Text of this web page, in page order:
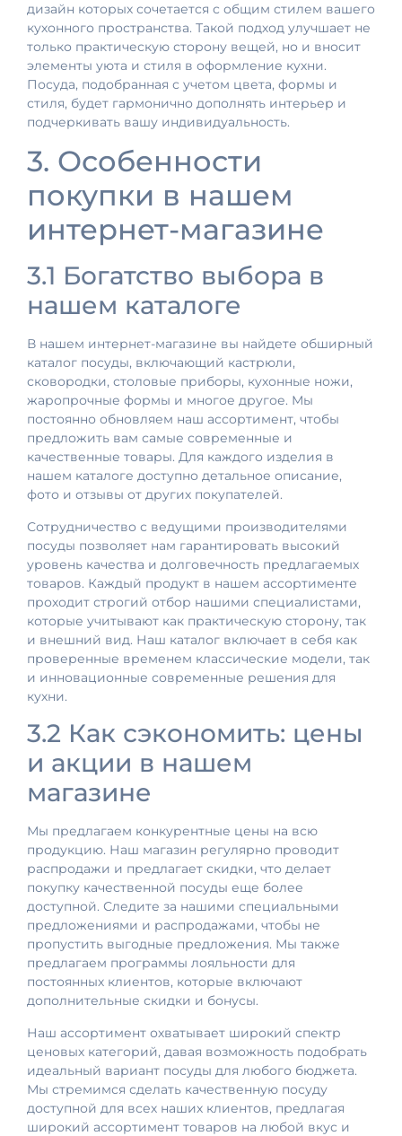
дизайн которых сочетается с общим стилем вашего
кухонного пространства. Такой подход улучшает не
только практическую сторону вещей, но и вносит
элементы уюта и стиля в оформление кухни.
Посуда, подобранная с учетом цвета, формы и
стиля, будет гармонично дополнять интерьер и
подчеркивать вашу индивидуальность.
3. Особенности
покупки в нашем
интернет-магазине
3.1 Богатство выбора в
нашем каталоге
В нашем интернет-магазине вы найдете обширный
каталог посуды, включающий кастрюли,
сковородки, столовые приборы, кухонные ножи,
жаропрочные формы и многое другое. Мы
постоянно обновляем наш ассортимент, чтобы
предложить вам самые современные и
качественные товары. Для каждого изделия в
нашем каталоге доступно детальное описание,
фото и отзывы от других покупателей.
Сотрудничество с ведущими производителями
посуды позволяет нам гарантировать высокий
уровень качества и долговечность предлагаемых
товаров. Каждый продукт в нашем ассортименте
проходит строгий отбор нашими специалистами,
которые учитывают как практическую сторону, так
и внешний вид. Наш каталог включает в себя как
проверенные временем классические модели, так
и инновационные современные решения для
кухни.
3.2 Как сэкономить: цены
и акции в нашем
магазине
Мы предлагаем конкурентные цены на всю
продукцию. Наш магазин регулярно проводит
распродажи и предлагает скидки, что делает
покупку качественной посуды еще более
доступной. Следите за нашими специальными
предложениями и распродажами, чтобы не
пропустить выгодные предложения. Мы также
предлагаем программы лояльности для
постоянных клиентов, которые включают
дополнительные скидки и бонусы.
Наш ассортимент охватывает широкий спектр
ценовых категорий, давая возможность подобрать
идеальный вариант посуды для любого бюджета.
Мы стремимся сделать качественную посуду
доступной для всех наших клиентов, предлагая
широкий ассортимент товаров на любой вкус и